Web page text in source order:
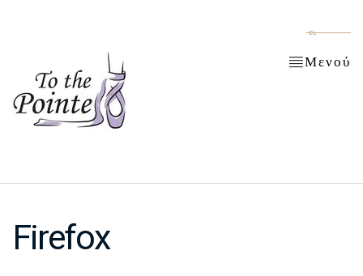
EL
Μενού
Firefox